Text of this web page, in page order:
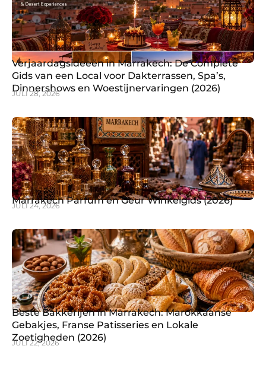
Verjaardagsideeën in Marrakech: De Complete
Gids van een Local voor Dakterrassen, Spa’s,
Dinnershows en Woestijnervaringen (2026)
JULI 28, 2026
Marrakech Parfum en Geur Winkelgids (2026)
JULI 24, 2026
Beste Bakkerijen in Marrakech: Marokkaanse
Gebakjes, Franse Patisseries en Lokale
Zoetigheden (2026)
JULI 22, 2026